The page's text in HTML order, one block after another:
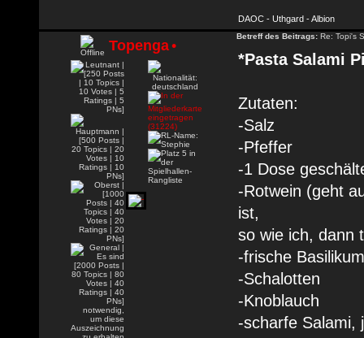
DAOC - Uthgard - Albion
Topenga•
Betreff des Beitrags: Re: Topi's
*Pasta Salami
Zutaten:
-Salz
-Pfeffer
-1 Dose
-Rotwein (geht
ist,
so wie ich, dann
-frische
-Schalotten
-Knoblauch
-scharfe Salami,